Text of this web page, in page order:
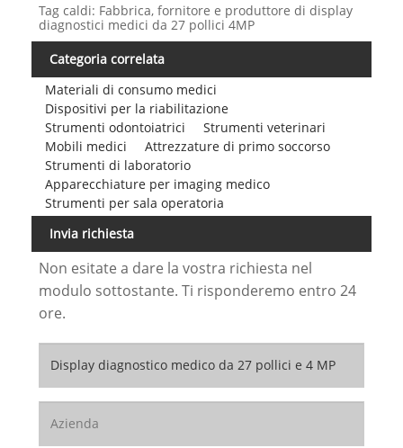
Tag caldi: Fabbrica, fornitore e produttore di display
diagnostici medici da 27 pollici 4MP
Categoria correlata
Materiali di consumo medici
Dispositivi per la riabilitazione
Strumenti odontoiatrici
Strumenti veterinari
Mobili medici
Attrezzature di primo soccorso
Strumenti di laboratorio
Apparecchiature per imaging medico
Strumenti per sala operatoria
Invia richiesta
Non esitate a dare la vostra richiesta nel
modulo sottostante. Ti risponderemo entro 24
ore.